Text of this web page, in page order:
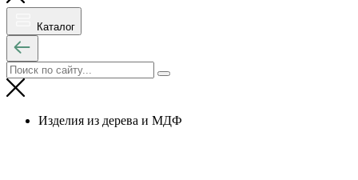
Каталог
Изделия из дерева и МДФ